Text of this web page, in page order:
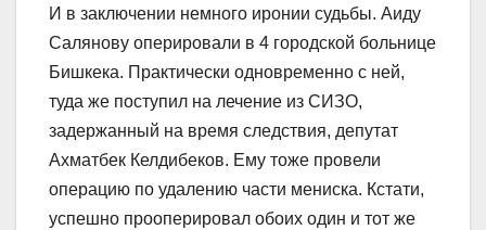
И в заключении немного иронии судьбы. Аиду
Салянову оперировали в 4 городской больнице
Бишкека. Практически одновременно с ней,
туда же поступил на лечение из СИЗО,
задержанный на время следствия, депутат
Ахматбек Келдибеков. Ему тоже провели
операцию по удалению части мениска. Кстати,
успешно прооперировал обоих один и тот же